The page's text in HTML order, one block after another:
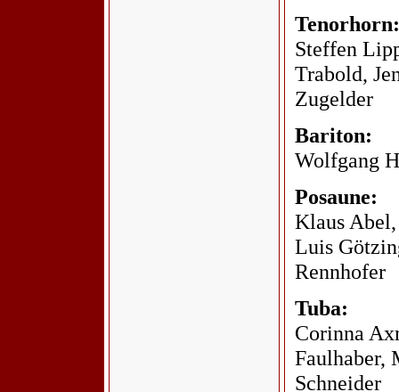
Tenorhorn:
Steffen
Trabold,
Zugelder
Bariton:
Wolfgang
Posaune:
Klaus
Luis
Rennhofer
Tuba:
Corinna
Faulhaber,
Schneider